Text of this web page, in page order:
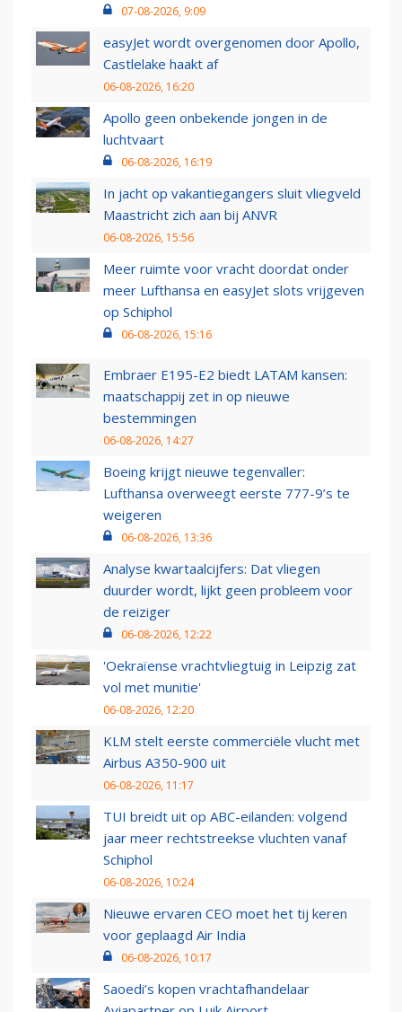
07-08-2026, 9:09
easyJet wordt overgenomen door Apollo,
Castlelake haakt af
06-08-2026, 16:20
Apollo geen onbekende jongen in de
luchtvaart
06-08-2026, 16:19
In jacht op vakantiegangers sluit vliegveld
Maastricht zich aan bij ANVR
06-08-2026, 15:56
Meer ruimte voor vracht doordat onder
meer Lufthansa en easyJet slots vrijgeven
op Schiphol
06-08-2026, 15:16
Embraer E195-E2 biedt LATAM kansen:
maatschappij zet in op nieuwe
bestemmingen
06-08-2026, 14:27
Boeing krijgt nieuwe tegenvaller:
Lufthansa overweegt eerste 777-9’s te
weigeren
06-08-2026, 13:36
Analyse kwartaalcijfers: Dat vliegen
duurder wordt, lijkt geen probleem voor
de reiziger
06-08-2026, 12:22
'Oekraïense vrachtvliegtuig in Leipzig zat
vol met munitie'
06-08-2026, 12:20
KLM stelt eerste commerciële vlucht met
Airbus A350-900 uit
06-08-2026, 11:17
TUI breidt uit op ABC-eilanden: volgend
jaar meer rechtstreekse vluchten vanaf
Schiphol
06-08-2026, 10:24
Nieuwe ervaren CEO moet het tij keren
voor geplaagd Air India
06-08-2026, 10:17
Saoedi’s kopen vrachtafhandelaar